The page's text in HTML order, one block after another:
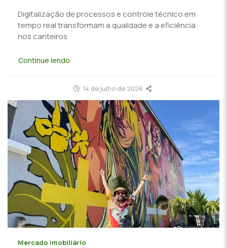
Digitalização de processos e controle técnico em
tempo real transformam a qualidade e a eficiência
nos canteiros
Continue lendo
14 de julho de 2026
Mercado imobiliário